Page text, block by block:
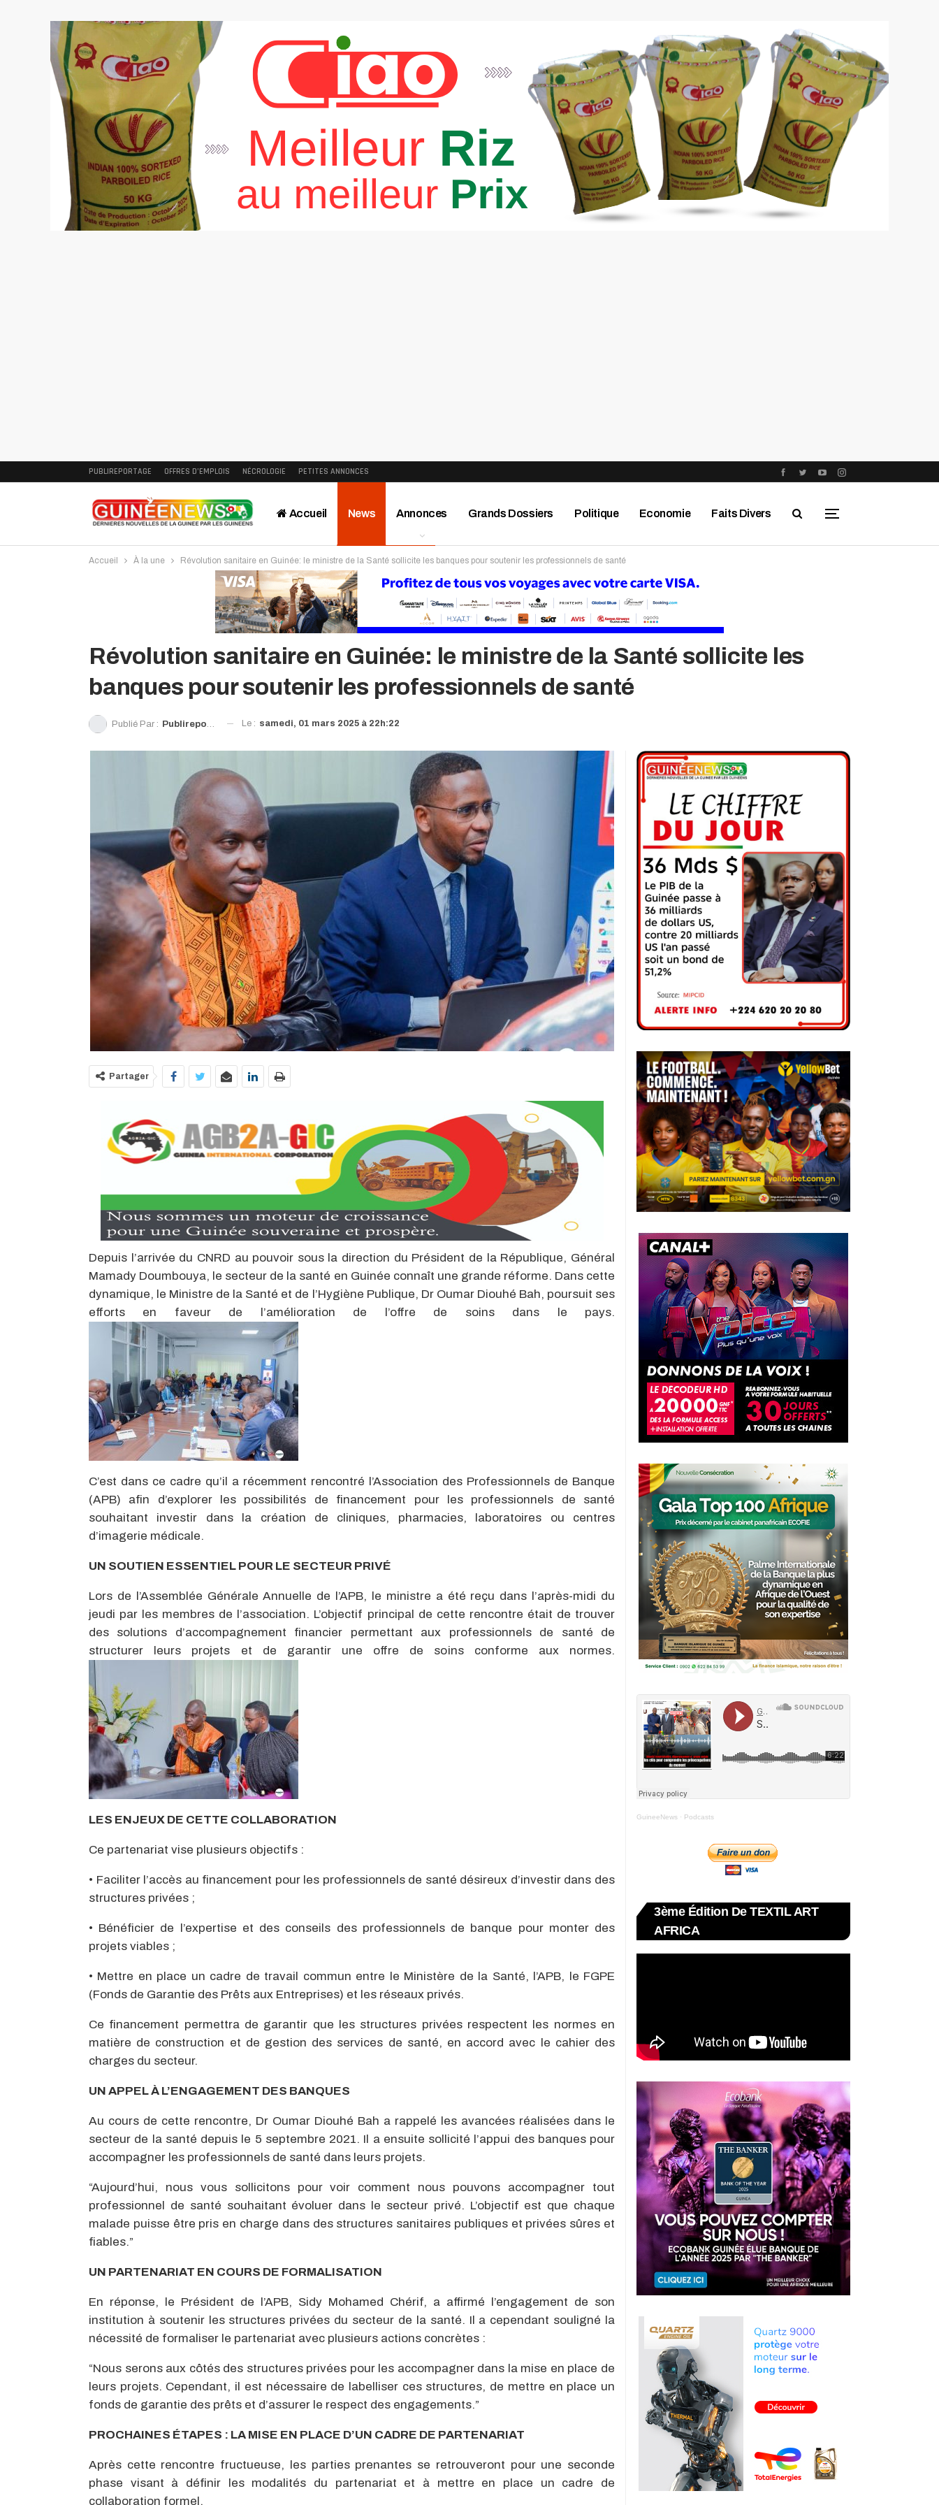
PUBLIREPORTAGE OFFRES D’EMPLOIS NÉCROLOGIE PETITES ANNONCES
Accueil News Annonces Grands Dossiers Politique Economie Faits Divers
Interviews Publireportage Région
Accueil À la une Révolution sanitaire en Guinée: le ministre de la Santé sollicite les banques pour soutenir les professionnels de santé
Révolution sanitaire en Guinée: le ministre de la Santé sollicite les
banques pour soutenir les professionnels de santé
Publié Par : Publireportage Le : samedi, 01 mars 2025 à 22h:22
Partager
Depuis l’arrivée du CNRD au pouvoir sous la direction du Président de la République, Général
Mamady Doumbouya, le secteur de la santé en Guinée connaît une grande réforme. Dans cette
dynamique, le Ministre de la Santé et de l’Hygiène Publique, Dr Oumar Diouhé Bah, poursuit ses
efforts en faveur de l’amélioration de l’offre de soins dans le pays.
C’est dans ce cadre qu’il a récemment rencontré l’Association des Professionnels de Banque
(APB) afin d’explorer les possibilités de financement pour les professionnels de santé
souhaitant investir dans la création de cliniques, pharmacies, laboratoires ou centres
d’imagerie médicale.
UN SOUTIEN ESSENTIEL POUR LE SECTEUR PRIVÉ
Lors de l’Assemblée Générale Annuelle de l’APB, le ministre a été reçu dans l’après-midi du
jeudi par les membres de l’association. L’objectif principal de cette rencontre était de trouver
des solutions d’accompagnement financier permettant aux professionnels de santé de
structurer leurs projets et de garantir une offre de soins conforme aux normes.
LES ENJEUX DE CETTE COLLABORATION
Ce partenariat vise plusieurs objectifs :
• Faciliter l’accès au financement pour les professionnels de santé désireux d’investir dans des
structures privées ;
• Bénéficier de l’expertise et des conseils des professionnels de banque pour monter des
projets viables ;
• Mettre en place un cadre de travail commun entre le Ministère de la Santé, l’APB, le FGPE
(Fonds de Garantie des Prêts aux Entreprises) et les réseaux privés.
Ce financement permettra de garantir que les structures privées respectent les normes en
matière de construction et de gestion des services de santé, en accord avec le cahier des
charges du secteur.
UN APPEL À L’ENGAGEMENT DES BANQUES
Au cours de cette rencontre, Dr Oumar Diouhé Bah a rappelé les avancées réalisées dans le
secteur de la santé depuis le 5 septembre 2021. Il a ensuite sollicité l’appui des banques pour
accompagner les professionnels de santé dans leurs projets.
“Aujourd’hui, nous vous sollicitons pour voir comment nous pouvons accompagner tout
professionnel de santé souhaitant évoluer dans le secteur privé. L’objectif est que chaque
malade puisse être pris en charge dans des structures sanitaires publiques et privées sûres et
fiables.”
UN PARTENARIAT EN COURS DE FORMALISATION
En réponse, le Président de l’APB, Sidy Mohamed Chérif, a affirmé l’engagement de son
institution à soutenir les structures privées du secteur de la santé. Il a cependant souligné la
nécessité de formaliser le partenariat avec plusieurs actions concrètes :
“Nous serons aux côtés des structures privées pour les accompagner dans la mise en place de
leurs projets. Cependant, il est nécessaire de labelliser ces structures, de mettre en place un
fonds de garantie des prêts et d’assurer le respect des engagements.”
PROCHAINES ÉTAPES : LA MISE EN PLACE D’UN CADRE DE PARTENARIAT
Après cette rencontre fructueuse, les parties prenantes se retrouveront pour une seconde
phase visant à définir les modalités du partenariat et à mettre en place un cadre de
collaboration formel.
GuineeNews · Podcasts
3ème Édition De TEXTIL ART
AFRICA